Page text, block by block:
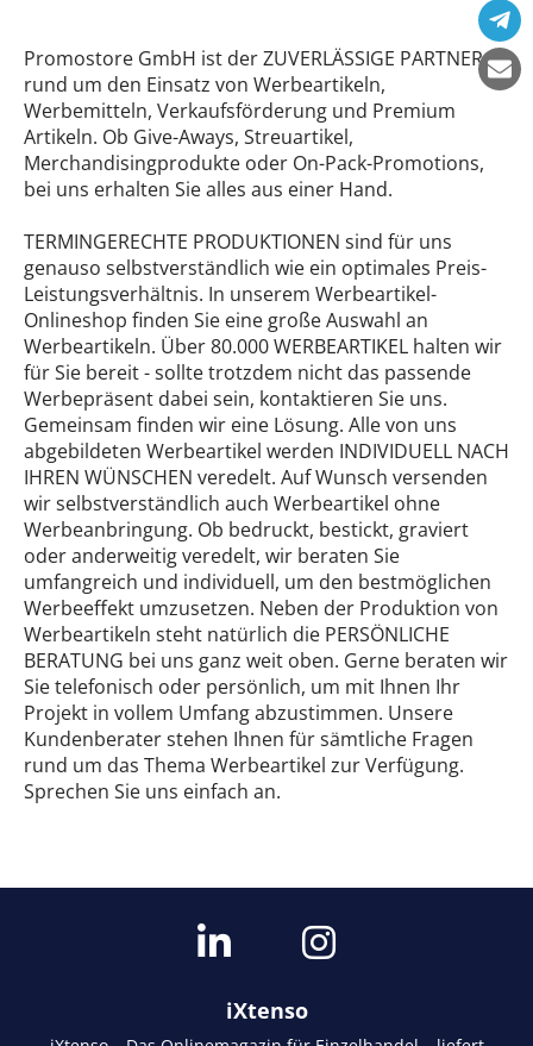
Promostore GmbH ist der ZUVERLÄSSIGE PARTNER
rund um den Einsatz von Werbeartikeln,
Werbemitteln, Verkaufsförderung und Premium
Artikeln. Ob Give-Aways, Streuartikel,
Merchandisingprodukte oder On-Pack-Promotions,
bei uns erhalten Sie alles aus einer Hand.
TERMINGERECHTE PRODUKTIONEN sind für uns
genauso selbstverständlich wie ein optimales Preis-
Leistungsverhältnis. In unserem Werbeartikel-
Onlineshop finden Sie eine große Auswahl an
Werbeartikeln. Über 80.000 WERBEARTIKEL halten wir
für Sie bereit - sollte trotzdem nicht das passende
Werbepräsent dabei sein, kontaktieren Sie uns.
Gemeinsam finden wir eine Lösung. Alle von uns
abgebildeten Werbeartikel werden INDIVIDUELL NACH
IHREN WÜNSCHEN veredelt. Auf Wunsch versenden
wir selbstverständlich auch Werbeartikel ohne
Werbeanbringung. Ob bedruckt, bestickt, graviert
oder anderweitig veredelt, wir beraten Sie
umfangreich und individuell, um den bestmöglichen
Werbeeffekt umzusetzen. Neben der Produktion von
Werbeartikeln steht natürlich die PERSÖNLICHE
BERATUNG bei uns ganz weit oben. Gerne beraten wir
Sie telefonisch oder persönlich, um mit Ihnen Ihr
Projekt in vollem Umfang abzustimmen. Unsere
Kundenberater stehen Ihnen für sämtliche Fragen
rund um das Thema Werbeartikel zur Verfügung.
Sprechen Sie uns einfach an.
iXtenso